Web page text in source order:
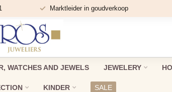
Marktleider in goudverkoop
WATCHES AND JEWELS JEWELERY
KINDER SALE